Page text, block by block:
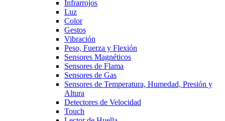
Infrarrojos
Luz
Color
Gestos
Vibración
Peso, Fuerza y Flexión
Sensores Magnéticos
Sensores de Flama
Sensores de Gas
Sensores de Temperatura, Humedad, Presión y
Altura
Detectores de Velocidad
Touch